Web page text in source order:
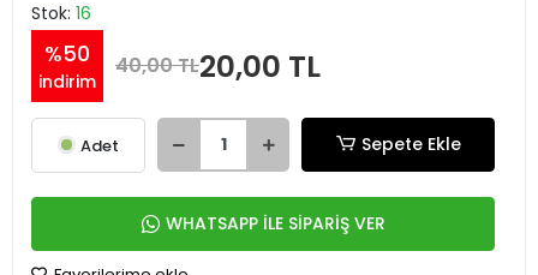
Stok: 16
%50
indirim
40,00 TL20,00 TL
Adet Sepete Ekle
WHATSAPP İLE SİPARİŞ VER